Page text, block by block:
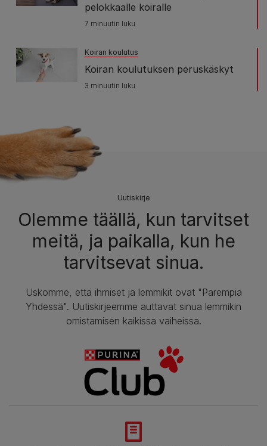
pelokkaalle koiralle
7 minuutin luku
Koiran koulutus
Koiran koulutuksen peruskäskyt
3 minuutin luku
Uutiskirje
Olemme täällä, kun tarvitset
meitä, ja paikalla, kun he
tarvitsevat sinua.
Uskomme, että ihmiset ja lemmikit ovat "Parempia
Yhdessä". Uutiskirjeemme auttavat sinua lemmikin
omistamisen kaikissa vaiheissa.